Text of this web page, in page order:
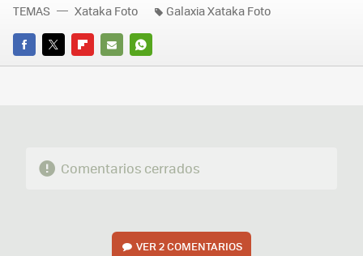
FACEBOOK
TWITTERFLIPBOARD
E-
WHATSAPP
TEMAS Xataka Foto Galaxia Xataka Foto
Comentarios cerrados
VER2 COMENTARIOS